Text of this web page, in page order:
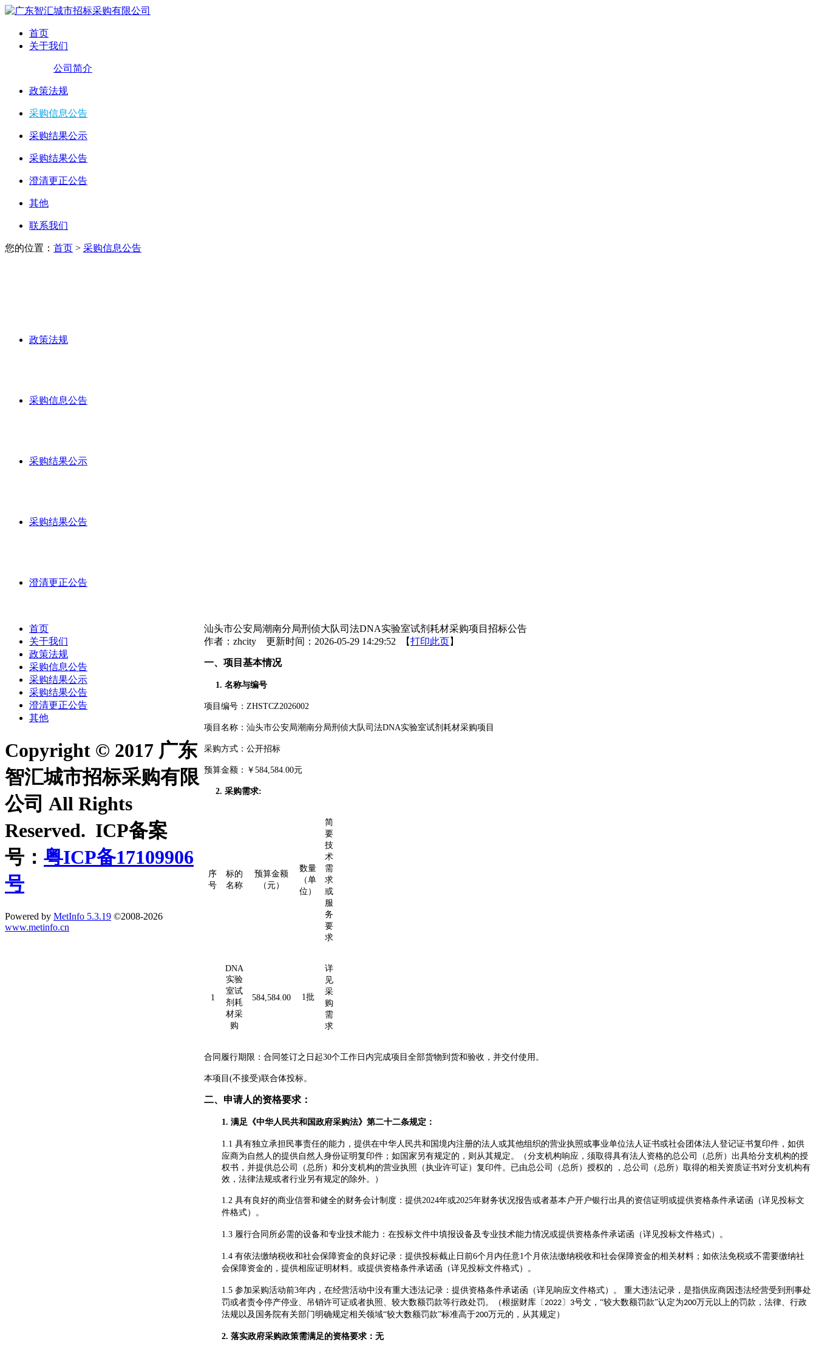
首页
关于我们
公司简介
政策法规
采购信息公告
采购结果公示
采购结果公告
澄清更正公告
其他
联系我们
您的位置： 首页 > 采购信息公告
政策法规
采购信息公告
采购结果公示
采购结果公告
澄清更正公告
汕头市公安局潮南分局刑侦大队司法DNA实验室试剂耗材采购项目招标公告
作者：zhcity 更新时间：2026-05-29 14:29:52 【打印此页】
一、项目基本情况
1. 名称与编号
项目编号： ZHSTCZ2026002
项目名称： 汕头市公安局潮南分局刑侦大队司法DNA实验室试剂耗材采购项目
采购方式：公开招标
预算金额： ￥ 584,584.00元
2. 采购需求:
序
号
标的
名称
预算金额
（元）
数量
（单
位）
简
要
技
术
需
求
或
服
务
要
求
1
DNA
实验
室试
剂耗
材采
购
584,584.00 1批
详
见
采
购
需
求
合同履行期限： 合同签订之日起30个工作日内完成项目全部货物到货和验收，并交付使用。
本项目 (不接受)联合体投标。
二、申请人的资格要求：
1. 满足《中华人民共和国政府采购法》第二十二条规定 ：
1.1 具有独立承担民事责任的能力 ，提供在中华人民共和国境内注册的法人或其他组织的营业执照或事业单位法人证书或社会团体法人登记证书复印件，如供
应商为自然人的提供自然人身份证明复印件；如国家另有规定的，则从其规定。（分支机构响应，须取得具有法人资格的总公司（总所）出具给分支机构的授
权书，并提供总公司（总所）和分支机构的营业执照（执业许可证）复印件。已由总公司（总所）授权的
，总公司（总所）取得的相关资质证书对分支机构有
效，法律法规或者行业另有规定的除外。）
1.2 具有良好的商业信誉和健全的财务会计制度 ：提供2024年或2025年财务状况报告或者基本户开户银行出具的资信证明或提供资格条件承诺函（详见投标文
件格式）。
1.3 履行合同所必需的设备和专业技术能力 ：在投标文件中填报设备及专业技术能力情况或提供资格条件承诺函（详见投标文件格式） 。
1.4 有依法缴纳税收和社会保障资金的良好记录：提供投标截止日前6个月内任意1个月依法缴纳税收和社会保障资金的相关材料；如依法免税或不需要缴纳社
会保障资金的，提供相应证明材料。或提供资格条件承诺函（详见投标文件格式）。
1.5 参加采购活动前3年内，在经营活动中没有重大违法记录： 提供资格条件承诺函（详见响应文件格式） 。
重大违法记录，是指供应商因违法经营受到刑事处
罚或者责令停产停业、吊销许可证或者执照、较大数额罚款等行政处罚。（根据财库〔 2022 〕 3号文，“较大数额罚款”认定为200万元以上的罚款，法律、行政
法规以及国务院有关部门明确规定相关领域“较大数额罚款”标准高于200万元的，从其规定）
2. 落实政府采购政策需满足的资格要求： 无
首页
关于我们
政策法规
采购信息公告
采购结果公示
采购结果公告
澄清更正公告
其他
Copyright © 2017 广东
智汇城市招标采购有限
公司 All Rights
Reserved. ICP备案
号： 粤ICP备17109906
号
Powered by MetInfo 5.3.19 ©2008-2026
www.metinfo.cn